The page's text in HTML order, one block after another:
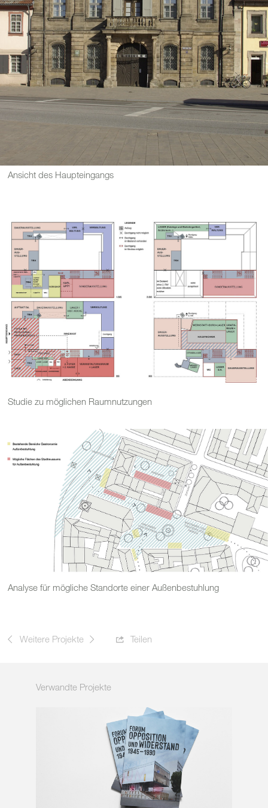
Ansicht des Haupteingangs
Studie zu möglichen Raumnutzungen
Analyse für mögliche Standorte einer Außenbestuhlung
Weitere Projekte Teilen
Verwandte Projekte